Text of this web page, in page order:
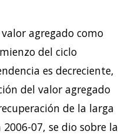
agregado como
del ciclo
es decreciente,
del valor agregado
de la larga
07, se dio sobre la